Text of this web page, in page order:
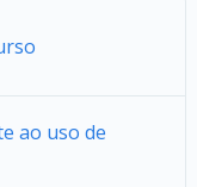
ao uso de